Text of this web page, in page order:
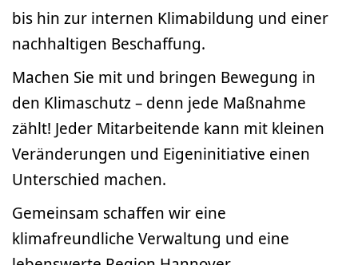
bis hin zur internen Klimabildung und einer
nachhaltigen Beschaffung.
Machen Sie mit und bringen Bewegung in
den Klimaschutz – denn jede Maßnahme
zählt! Jeder Mitarbeitende kann mit kleinen
Veränderungen und Eigeninitiative einen
Unterschied machen.
Gemeinsam schaffen wir eine
klimafreundliche Verwaltung und eine